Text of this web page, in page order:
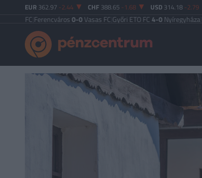
EUR 362.97 -2.44 CHF 388.65 -1.68 USD 314.18 -2.79
Ferencváros0-0Vasas FC|Győri ETO FC4-0Nyíregyháza|Újpest FC